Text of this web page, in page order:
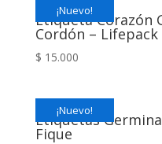
¡Nuevo!
Etiqueta Corazón
Cordón – Lifepack
$ 15.000
¡Nuevo!
Etiquetas
Fique